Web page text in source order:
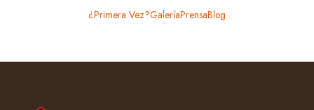
¿Primera Vez?GaleríaPrensaBlog